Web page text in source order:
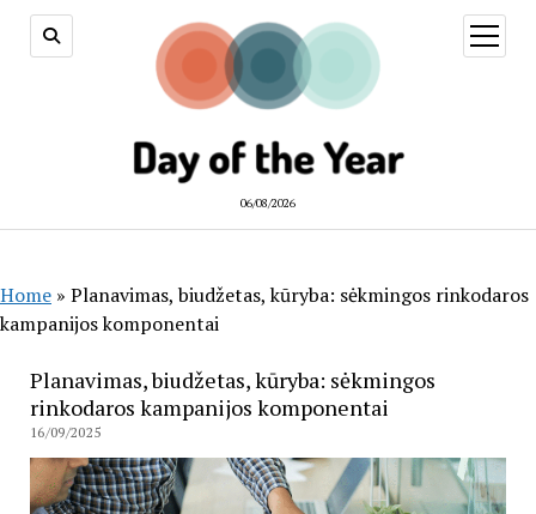
06/08/2026
open
menu
Home » Planavimas, biudžetas, kūryba: sėkmingos rinkodaros
kampanijos komponentai
Planavimas, biudžetas, kūryba: sėkmingos
rinkodaros kampanijos komponentai
16/09/2025